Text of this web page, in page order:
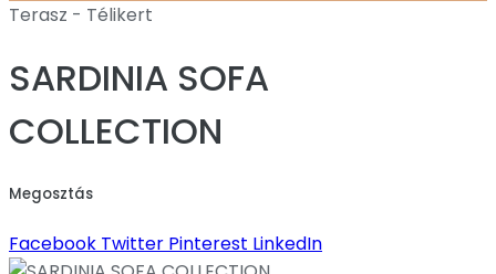
Terasz - Télikert
SARDINIA SOFA
COLLECTION
Megosztás
Facebook Twitter Pinterest LinkedIn